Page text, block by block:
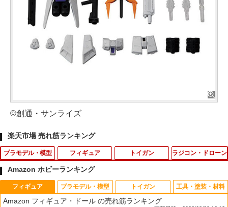
©創通・サンライズ
楽天市場 売れ筋ランキング
プラモデル・模型
1
【当店独自で＋P10倍★要エントリー】
【中古】[PTM] HGFC 1/144 GF13-001
フィギュア
1
ねんどろいど GUILTY GEAR-STRIVE-
ラムレザル=ヴァレンタイン（再販）[グ
トイガン
1
【送料無料】SHENKEL シェンケル MO
LLE ケトルバッグ ボトル ポーチ ウォー
ラジコン・ドローン
1
タミヤ SP.1749 XM-01 D パーツ（サス
アーム）【51749】 ラジコンパーツ
Amazon ホビーランキング
フィギュア
Amazon フィギュア・ドール の売れ筋ランキング
プラモデル・模型 トイガン 工具・塗装・材料